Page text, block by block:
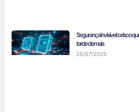
Segurança invisível: o risco
tarde demais
25/07/2025